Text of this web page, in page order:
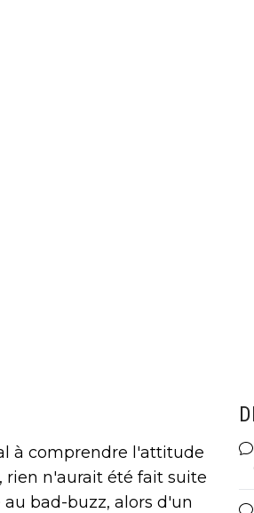
à comprendre l'attitude
n'aurait été fait suite
bad-buzz, alors d'un